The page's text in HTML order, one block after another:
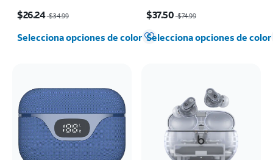
$26.24$34.99
Selecciona opciones de color
$37.50$74.99
Selecciona opciones de color